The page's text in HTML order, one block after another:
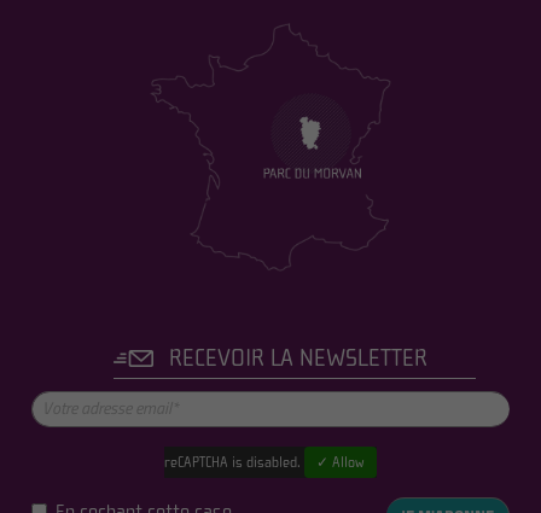
RECEVOIR LA NEWSLETTER
reCAPTCHA is disabled. ✓ Allow